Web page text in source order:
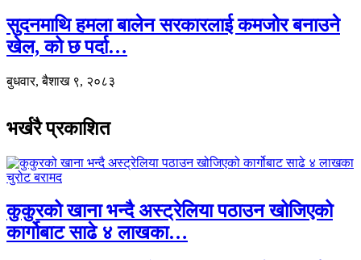
सुदनमाथि हमला बालेन सरकारलाई कमजोर बनाउने
खेल, को छ पर्दा…
बुधवार, बैशाख ९, २०८३
भर्खरै प्रकाशित
कुकुरको खाना भन्दै अस्ट्रेलिया पठाउन खोजिएको
कार्गोबाट साढे ४ लाखका…